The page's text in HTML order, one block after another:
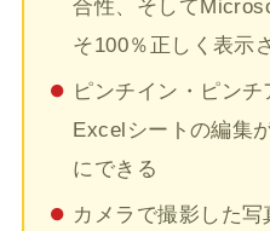
合性、そして
そ100％正しく表示
ピンチイン・ピン
Excelシートの編集
にできる
カメラで撮影した